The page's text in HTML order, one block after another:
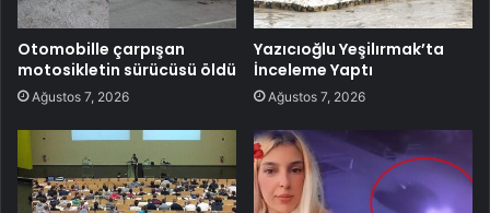
Otomobille çarpışan
motosikletin sürücüsü öldü
Ağustos 7, 2026
Yazıcıoğlu Yeşilırmak’ta
İnceleme Yaptı
Ağustos 7, 2026